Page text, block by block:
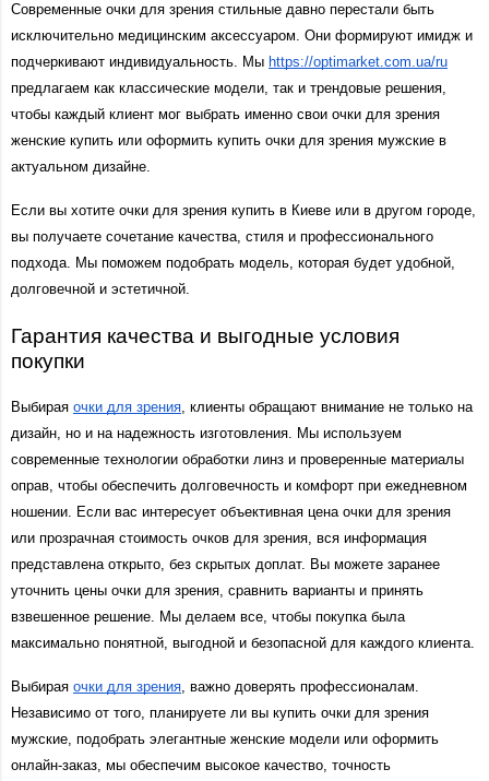
Современные очки для зрения стильные давно перестали быть
исключительно медицинским аксессуаром. Они формируют имидж и
подчеркивают индивидуальность. Мы https://optimarket.com.ua/ru
предлагаем как классические модели, так и трендовые решения,
чтобы каждый клиент мог выбрать именно свои очки для зрения
женские купить или оформить купить очки для зрения мужские в
актуальном дизайне.
Если вы хотите очки для зрения купить в Киеве или в другом городе,
вы получаете сочетание качества, стиля и профессионального
подхода. Мы поможем подобрать модель, которая будет удобной,
долговечной и эстетичной.
Гарантия качества и выгодные условия
покупки
Выбирая очки для зрения , клиенты обращают внимание не только на
дизайн, но и на надежность изготовления. Мы используем
современные технологии обработки линз и проверенные материалы
оправ, чтобы обеспечить долговечность и комфорт при ежедневном
ношении. Если вас интересует объективная цена очки для зрения
или прозрачная стоимость очков для зрения, вся информация
представлена открыто, без скрытых доплат. Вы можете заранее
уточнить цены очки для зрения, сравнить варианты и принять
взвешенное решение. Мы делаем все, чтобы покупка была
максимально понятной, выгодной и безопасной для каждого клиента.
Выбирая очки для зрения , важно доверять профессионалам.
Независимо от того, планируете ли вы купить очки для зрения
мужские, подобрать элегантные женские модели или оформить
онлайн-заказ, мы обеспечим высокое качество, точность